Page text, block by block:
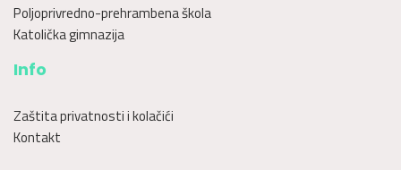
Poljoprivredno-prehrambena škola
Katolička gimnazija
Info
Zaštita privatnosti i kolačići
Kontakt